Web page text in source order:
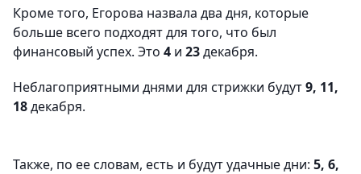
Кроме того, Егорова назвала два дня, которые
больше всего подходят для того, что был
финансовый успех. Это 4 и 23декабря.
Неблагоприятными днями для стрижки будут9, 11,
18декабря.
Также, по ее словам, есть и будут удачные дни: 5, 6,